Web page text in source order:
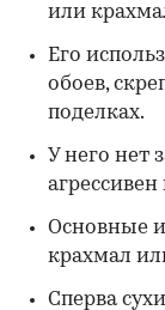
или
Его
обоев,
поделках.
У него нет
Основные
крахмал
Сперва